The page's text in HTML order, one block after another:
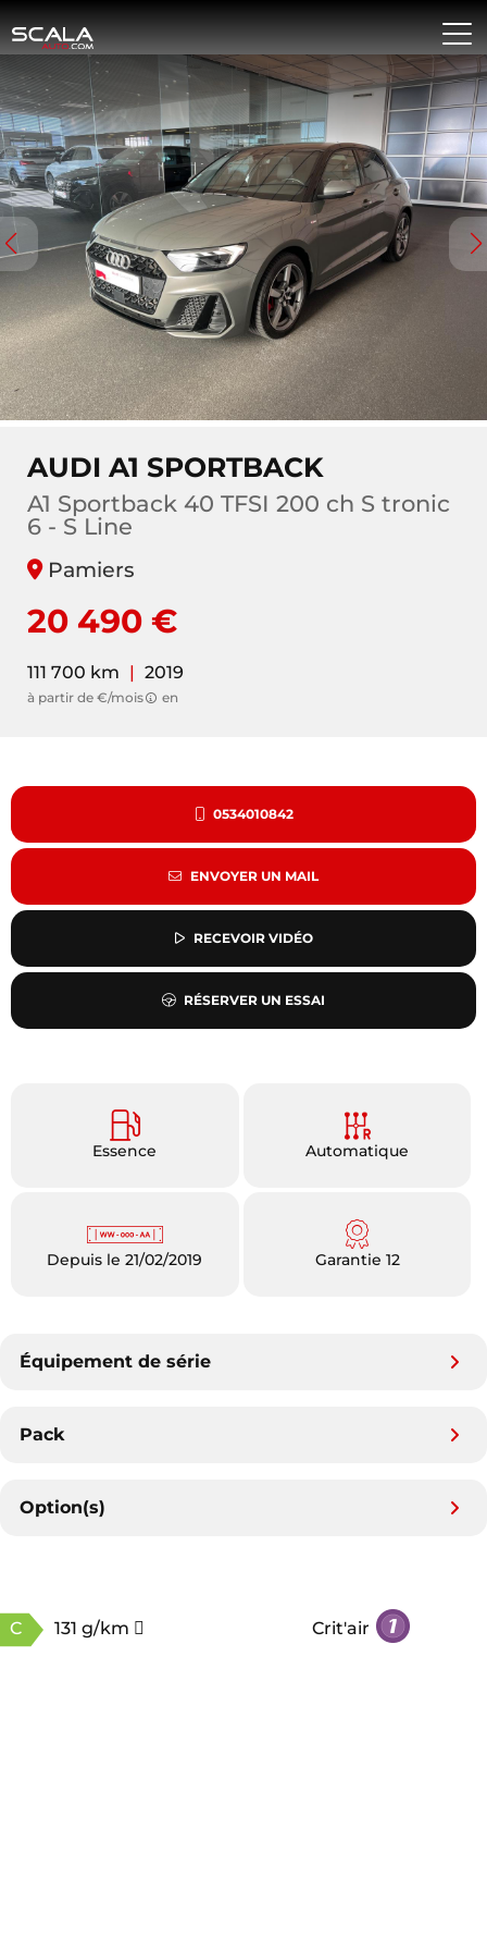
AUDI A1 SPORTBACK
A1 Sportback 40 TFSI 200 ch S tronic
6 - S Line
Pamiers
20 490 €
111 700 km | 2019
à partir de €/mois en
0534010842
ENVOYER UN MAIL
RECEVOIR VIDÉO
RÉSERVER UN ESSAI
Essence Automatique
Depuis le 21/02/2019 Garantie 12
Équipement de série
Pack
Option(s)
C 131 g/km Crit'air